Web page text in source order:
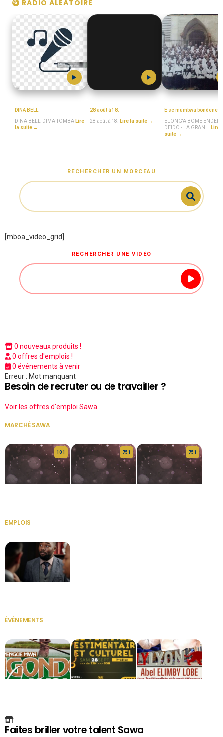
RADIO ALÉATOIRE
DINA BELL
DINA BELL-DIMA TOMBA Lire
la suite →
28 août à 18.
28 août à 18.
Lire la suite →
E se mumbwa bondene
ELONG'A BOME ENDENE
DEIDO - LA GRAN...
Lire
suite →
RECHERCHER UN MORCEAU
[mboa_video_grid]
RECHERCHER UNE VIDÉO
0 nouveaux produits !
0 offres d'emplois !
0 événements à venir
Erreur : Mot manquant
Besoin de recruter ou de travailler ?
Voir les offres d'emploi Sawa
MARCHÉ SAWA
10 1 75 1 75 1
EMPLOIS
ÉVÉNEMENTS
Faites briller votre talent Sawa